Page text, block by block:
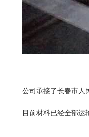
公司承接了长春市人
目前材料已经全部运